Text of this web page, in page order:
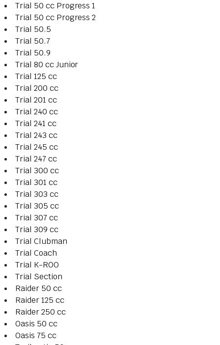
Trial 50 cc Progress 1
Trial 50 cc Progress 2
Trial 50.5
Trial 50.7
Trial 50.9
Trial 80 cc Junior
Trial 125 cc
Trial 200 cc
Trial 201 cc
Trial 240 cc
Trial 241 cc
Trial 243 cc
Trial 245 cc
Trial 247 cc
Trial 300 cc
Trial 301 cc
Trial 303 cc
Trial 305 cc
Trial 307 cc
Trial 309 cc
Trial Clubman
Trial Coach
Trial K-ROO
Trial Section
Raider 50 cc
Raider 125 cc
Raider 250 cc
Oasis 50 cc
Oasis 75 cc